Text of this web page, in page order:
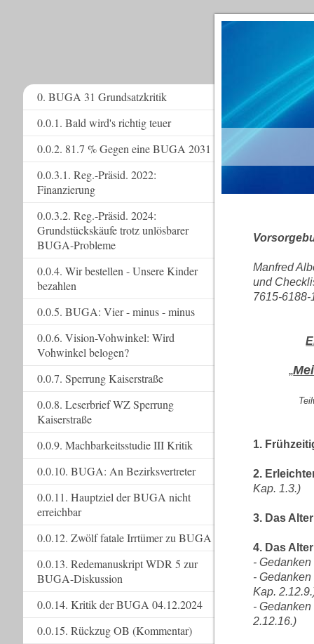
Manfred
und
7615-6188-
„
1.
2.
Kap. 1.3.)
3. Das
4. Das
-
-
Kap.
-
2.12.16.)
0. BUGA 31 Grundsatzkritik
0.0.1. Bald wird's richtig teuer
0.0.2. 81.7 % Gegen eine BUGA 2031
0.0.3.1. Reg.-Präsid. 2022:
Finanzierung
0.0.3.2. Reg.-Präsid. 2024:
Grundstückskäufe trotz unlösbarer
BUGA-Probleme
0.0.4. Wir bestellen - Unsere Kinder
bezahlen
0.0.5. BUGA: Vier - minus - minus
0.0.6. Vision-Vohwinkel: Wird
Vohwinkel belogen?
0.0.7. Sperrung Kaiserstraße
0.0.8. Leserbrief WZ Sperrung
Kaiserstraße
0.0.9. Machbarkeitsstudie III Kritik
0.0.10. BUGA: An Bezirksvertreter
0.0.11. Hauptziel der BUGA nicht
erreichbar
0.0.12. Zwölf fatale Irrtümer zu BUGA
0.0.13. Redemanuskript WDR 5 zur
BUGA-Diskussion
0.0.14. Kritik der BUGA 04.12.2024
0.0.15. Rückzug OB (Kommentar)